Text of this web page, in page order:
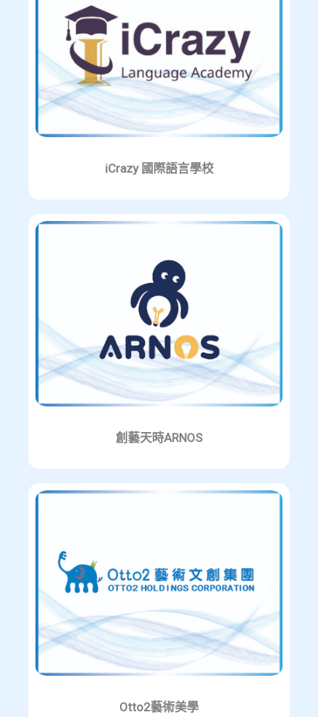
iCrazy 國際語言學校
創藝天時ARNOS
Otto2藝術美學